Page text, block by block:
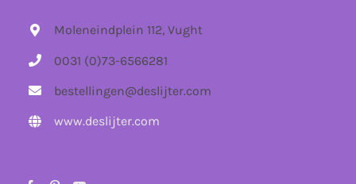
Moleneindplein 112, Vught
0031 (0)73-6566281
bestellingen@deslijter.com
www.deslijter.com